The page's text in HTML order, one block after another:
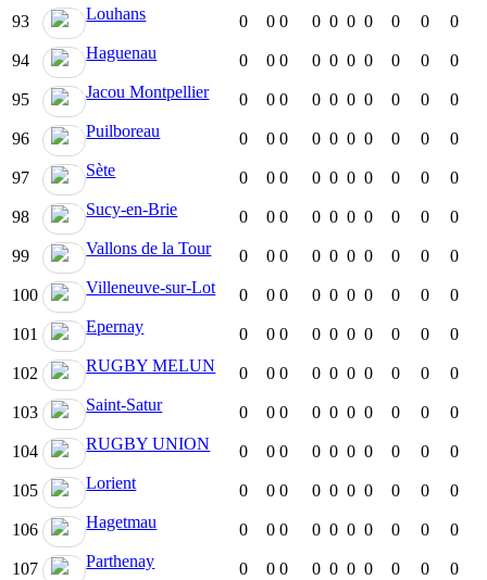
93 Louhans 0 0 0 0 0 0 0 0 0 0
94 Haguenau 0 0 0 0 0 0 0 0 0 0
95 Jacou Montpellier 0 0 0 0 0 0 0 0 0 0
96 Puilboreau 0 0 0 0 0 0 0 0 0 0
97 Sète 0 0 0 0 0 0 0 0 0 0
98 Sucy-en-Brie 0 0 0 0 0 0 0 0 0 0
99 Vallons de la Tour 0 0 0 0 0 0 0 0 0 0
100 Villeneuve-sur-Lot 0 0 0 0 0 0 0 0 0 0
101 Epernay 0 0 0 0 0 0 0 0 0 0
102 RUGBY MELUN 0 0 0 0 0 0 0 0 0 0
103 Saint-Satur 0 0 0 0 0 0 0 0 0 0
104 RUGBY UNION 0 0 0 0 0 0 0 0 0 0
105 Lorient 0 0 0 0 0 0 0 0 0 0
106 Hagetmau 0 0 0 0 0 0 0 0 0 0
107 Parthenay 0 0 0 0 0 0 0 0 0 0